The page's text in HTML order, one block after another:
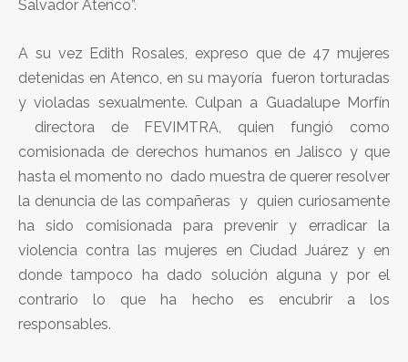
Salvador Atenco”.
A su vez Edith Rosales, expreso que de 47 mujeres
detenidas en Atenco, en su mayoría fueron torturadas
y violadas sexualmente. Culpan a Guadalupe Morfín
directora de FEVIMTRA, quien fungió como
comisionada de derechos humanos en Jalisco y que
hasta el momento no dado muestra de querer resolver
la denuncia de las compañeras y quien curiosamente
ha sido comisionada para prevenir y erradicar la
violencia contra las mujeres en Ciudad Juárez y en
donde tampoco ha dado solución alguna y por el
contrario lo que ha hecho es encubrir a los
responsables.